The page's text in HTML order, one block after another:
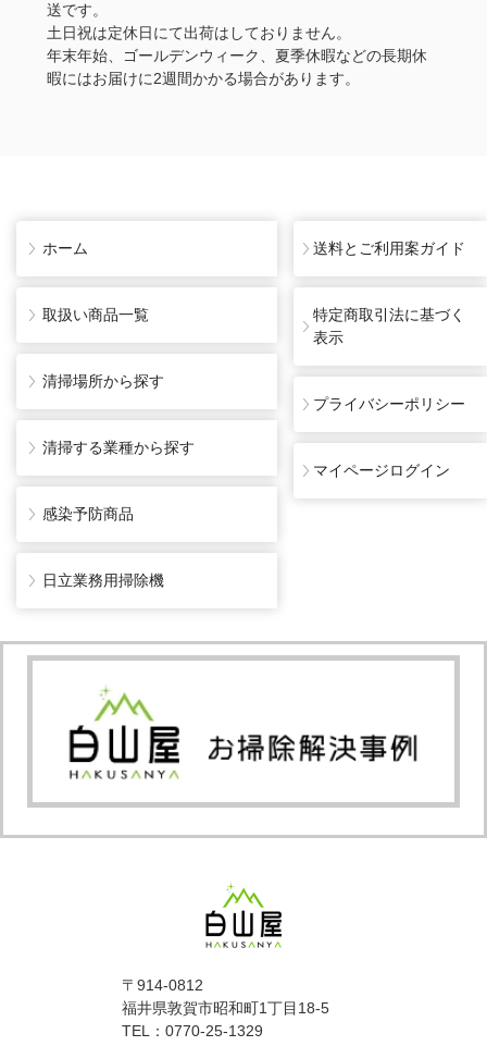
送です。
土日祝は定休日にて出荷はしておりません。
年末年始、ゴールデンウィーク、夏季休暇などの長期休
暇にはお届けに2週間かかる場合があります。
〒914-0812
福井県敦賀市昭和町1丁目18-5
TEL：0770-25-1329
ホーム
取扱い商品一覧
清掃場所から探す
清掃する業種から探す
感染予防商品
日立業務用掃除機
送料とご利用案ガイド
特定商取引法に基づく
表示
プライバシーポリシー
マイページログイン